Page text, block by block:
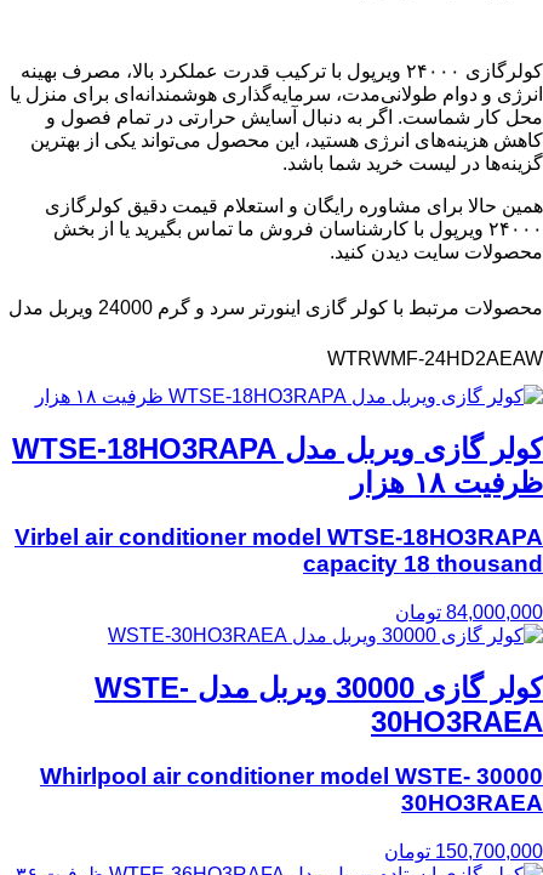
کولرگازی ۲۴۰۰۰ ویرپول با ترکیب قدرت عملکرد بالا، مصرف بهینه
انرژی و دوام طولانی‌مدت، سرمایه‌گذاری هوشمندانه‌ای برای منزل یا
محل کار شماست. اگر به دنبال آسایش حرارتی در تمام فصول و
کاهش هزینه‌های انرژی هستید، این محصول می‌تواند یکی از بهترین
گزینه‌ها در لیست خرید شما باشد.
همین حالا برای مشاوره رایگان و استعلام قیمت دقیق کولرگازی
۲۴۰۰۰ ویرپول با کارشناسان فروش ما تماس بگیرید یا از بخش
محصولات سایت دیدن کنید.
محصولات مرتبط با کولر گازی اینورتر سرد و گرم 24000 ویربل مدل
WTRWMF-24HD2AEAW
کولر گازی ویربل مدل WTSE-18HO3RAPA
ظرفیت ۱۸ هزار
Virbel air conditioner model WTSE-18HO3RAPA
capacity 18 thousand
84,000,000 تومان
کولر گازی 30000 ویربل مدل WSTE-
30HO3RAEA
30000 Whirlpool air conditioner model WSTE-
30HO3RAEA
150,700,000 تومان